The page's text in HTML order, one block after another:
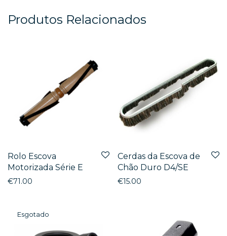
Produtos Relacionados
Rolo Escova
Motorizada Série E
€71.00
Cerdas da Escova de
Chão Duro D4/SE
€15.00